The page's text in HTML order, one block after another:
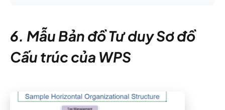
6. Mẫu Bản đồ Tư duy Sơ đồ
Cấu trúc của WPS